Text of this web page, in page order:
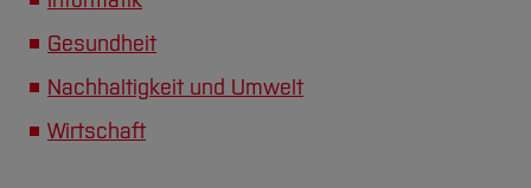
Gesundheit
Nachhaltigkeit und Umwelt
Wirtschaft